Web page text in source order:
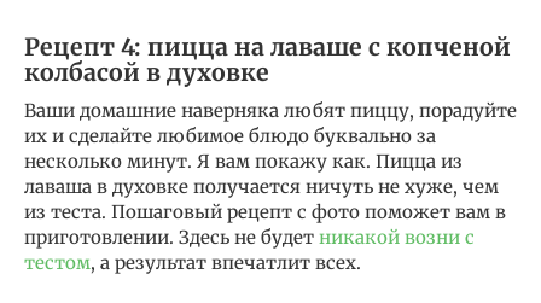
Рецепт 4: пицца на лаваше с копченой
колбасой в духовке
Ваши домашние наверняка любят пиццу, порадуйте
их и сделайте любимое блюдо буквально за
несколько минут. Я вам покажу как. Пицца из
лаваша в духовке получается ничуть не хуже, чем
из теста. Пошаговый рецепт с фото поможет вам в
приготовлении. Здесь не будет никакой возни с
тестом, а результат впечатлит всех.